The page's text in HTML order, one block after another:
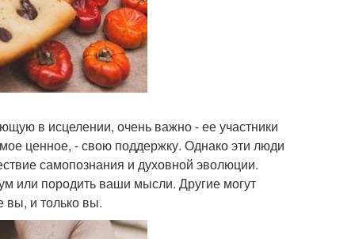
в исцелении, очень важно - ее участники
ценное, - свою поддержку. Однако эти люди
самопознания и духовной эволюции.
или породить ваши мысли. Другие могут
вы, и только вы.